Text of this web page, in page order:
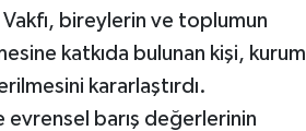
bireylerin ve toplumun
katkıda bulunan kişi, kurum
kararlaştırdı.
evrensel barış değerlerinin